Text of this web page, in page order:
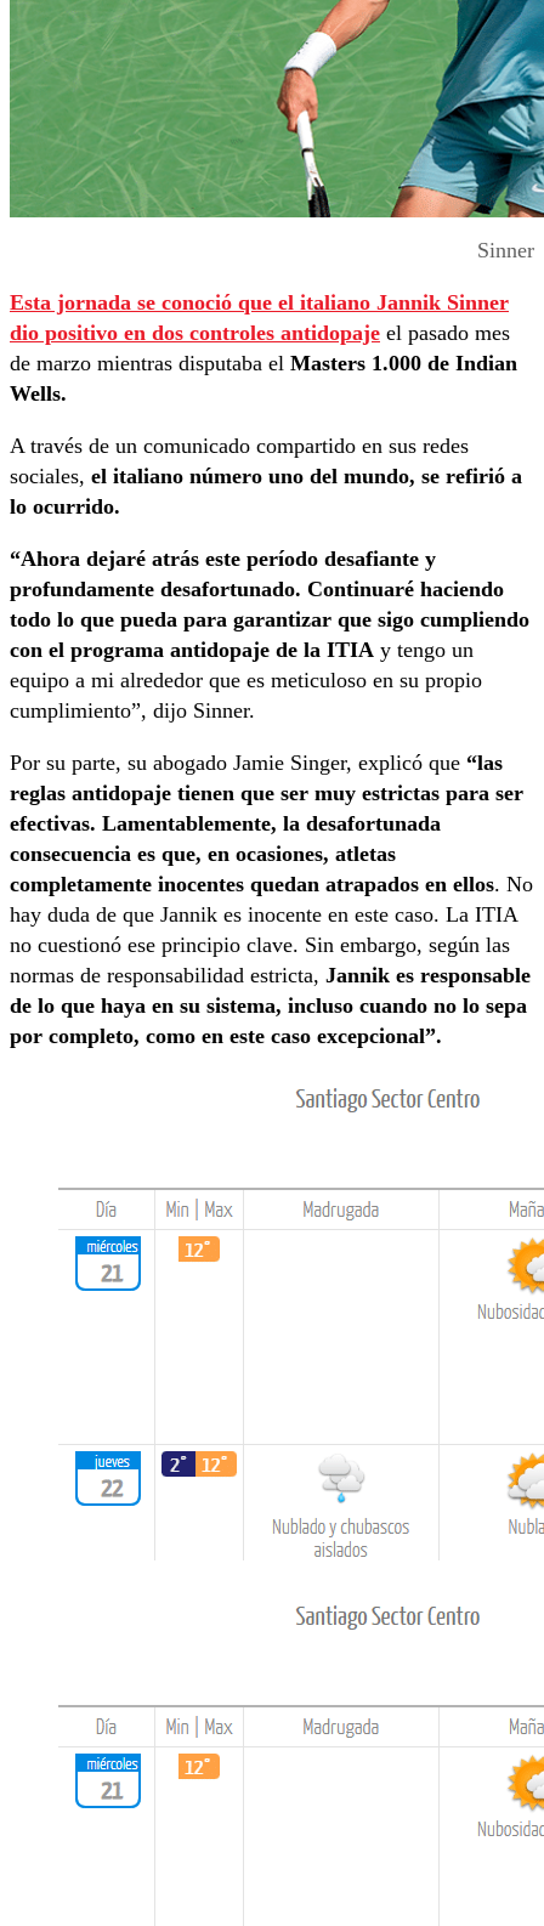
Sinner
Esta jornada se conoció que el italiano Jannik Sinner
dio positivo en dos controles antidopaje el pasado mes
de marzo mientras disputaba el Masters 1.000 de Indian
Wells.
A través de un comunicado compartido en sus redes
sociales, el italiano número uno del mundo, se refirió a
lo ocurrido.
“Ahora dejaré atrás este período desafiante y
profundamente desafortunado. Continuaré haciendo
todo lo que pueda para garantizar que sigo cumpliendo
con el programa antidopaje de la ITIA y tengo un
equipo a mi alrededor que es meticuloso en su propio
cumplimiento”, dijo Sinner.
Por su parte, su abogado Jamie Singer, explicó que “las
reglas antidopaje tienen que ser muy estrictas para ser
efectivas. Lamentablemente, la desafortunada
consecuencia es que, en ocasiones, atletas
completamente inocentes quedan atrapados en ellos. No
hay duda de que Jannik es inocente en este caso. La ITIA
no cuestionó ese principio clave. Sin embargo, según las
normas de responsabilidad estricta, Jannik es responsable
de lo que haya en su sistema, incluso cuando no lo sepa
por completo, como en este caso excepcional”.